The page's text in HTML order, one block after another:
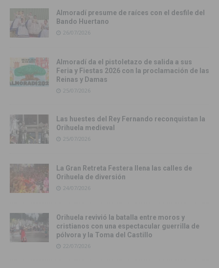
Almoradí presume de raíces con el desfile del
Bando Huertano
26/07/2026
Almoradí da el pistoletazo de salida a sus
Feria y Fiestas 2026 con la proclamación de las
Reinas y Damas
25/07/2026
Las huestes del Rey Fernando reconquistan la
Orihuela medieval
25/07/2026
La Gran Retreta Festera llena las calles de
Orihuela de diversión
24/07/2026
Orihuela revivió la batalla entre moros y
cristianos con una espectacular guerrilla de
pólvora y la Toma del Castillo
22/07/2026